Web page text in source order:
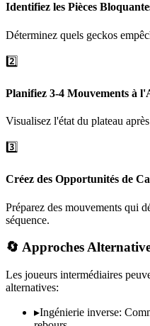
Identifiez les Pièces
Déterminez quels geckos
2️⃣
Planifiez 3-4 Mouvements à
Visualisez l'état du plateau
3️⃣
Créez des Opportunités de
Préparez des mouvements qui
séquence.
🔄 Approches
Les joueurs intermédiaires
alternatives:
▸Ingénierie inverse: